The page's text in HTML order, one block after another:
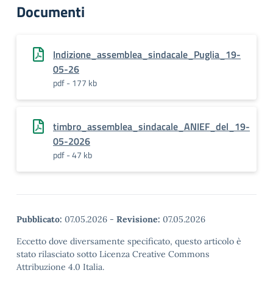
Documenti
Indizione_assemblea_sindacale_Puglia_19-
05-26
pdf - 177 kb
timbro_assemblea_sindacale_ANIEF_del_19-
05-2026
pdf - 47 kb
Pubblicato: 07.05.2026 - Revisione: 07.05.2026
Eccetto dove diversamente specificato, questo articolo è
stato rilasciato sotto Licenza Creative Commons
Attribuzione 4.0 Italia.